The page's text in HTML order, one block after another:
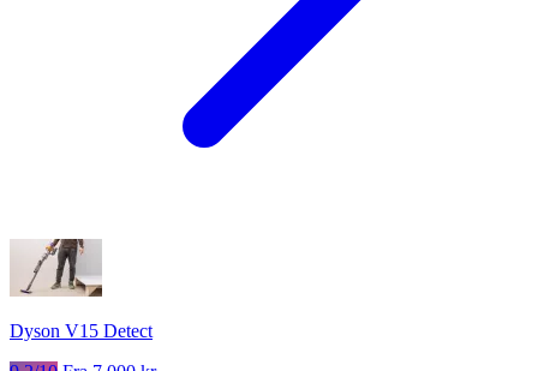
Dyson V15 Detect